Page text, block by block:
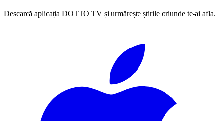
Descarcă aplicația DOTTO TV și urmărește știrile oriunde te-ai afla.